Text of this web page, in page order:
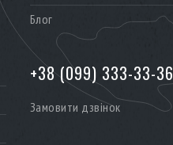
Блог
+38 (099) 333-33-36
Замовити дзвінок